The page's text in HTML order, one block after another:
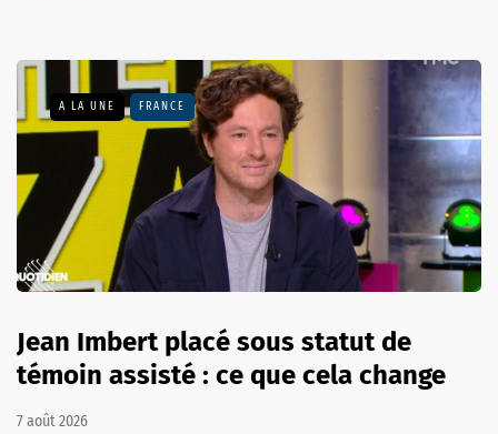
A LA UNE FRANCE
Jean Imbert placé sous statut de
témoin assisté : ce que cela change
7 août 2026